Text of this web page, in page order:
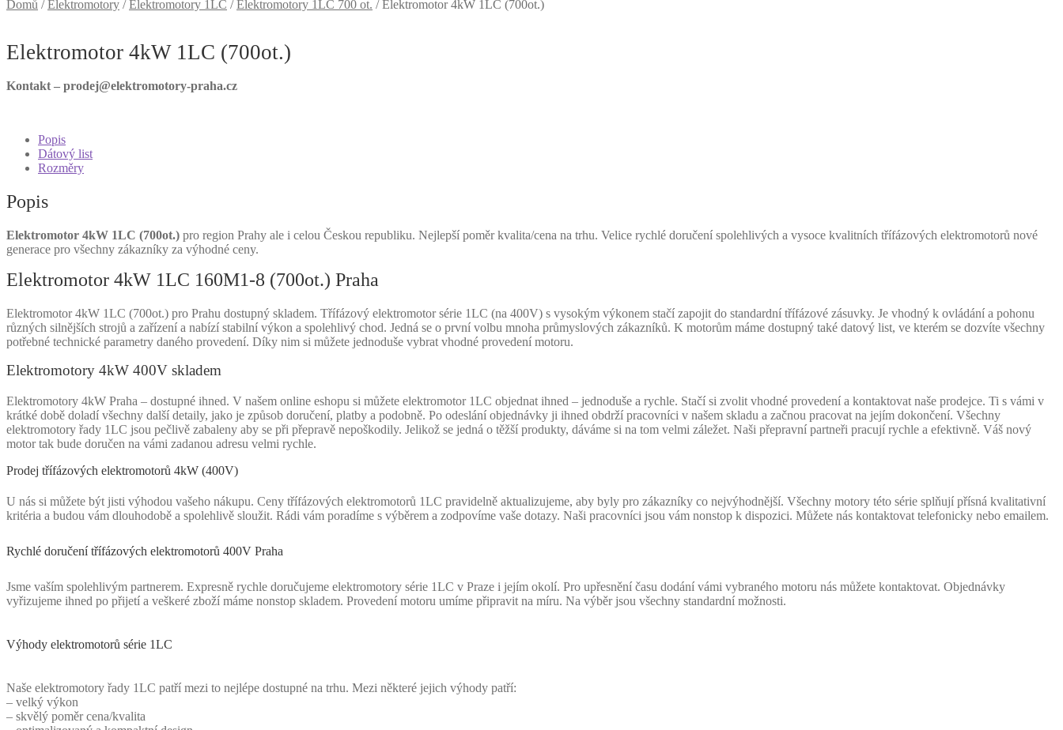
Domů /Elektromotory /Elektromotory 1LC /Elektromotory 1LC 700 ot. /Elektromotor 4kW 1LC (700ot.)
Elektromotor 4kW 1LC (700ot.)
Kontakt – prodej@elektromotory-praha.cz
Popis
Dátový list
Rozměry
Popis
Elektromotor 4kW 1LC (700ot.) pro region Prahy ale i celou Českou republiku. Nejlepší poměr kvalita/cena na trhu. Velice rychlé doručení spolehlivých a vysoce kvalitních třífázových elektromotorů nové
generace pro všechny zákazníky za výhodné ceny.
Elektromotor 4kW 1LC 160M1-8 (700ot.) Praha
Elektromotor 4kW 1LC (700ot.) pro Prahu dostupný skladem. Třífázový elektromotor série 1LC (na 400V) s vysokým výkonem stačí zapojit do standardní třífázové zásuvky. Je vhodný k ovládání a pohonu
různých silnějších strojů a zařízení a nabízí stabilní výkon a spolehlivý chod. Jedná se o první volbu mnoha průmyslových zákazníků. K motorům máme dostupný také datový list, ve kterém se dozvíte všechny
potřebné technické parametry daného provedení. Díky nim si můžete jednoduše vybrat vhodné provedení motoru.
Elektromotory 4kW 400V skladem
Elektromotory 4kW Praha – dostupné ihned. V našem online eshopu si můžete elektromotor 1LC objednat ihned – jednoduše a rychle. Stačí si zvolit vhodné provedení a kontaktovat naše prodejce. Ti s vámi v
krátké době doladí všechny další detaily, jako je způsob doručení, platby a podobně. Po odeslání objednávky ji ihned obdrží pracovníci v našem skladu a začnou pracovat na jejím dokončení. Všechny
elektromotory řady 1LC jsou pečlivě zabaleny aby se při přepravě nepoškodily. Jelikož se jedná o těžší produkty, dáváme si na tom velmi záležet. Naši přepravní partneři pracují rychle a efektivně. Váš nový
motor tak bude doručen na vámi zadanou adresu velmi rychle.
Prodej třífázových elektromotorů 4kW (400V)
U nás si můžete být jisti výhodou vašeho nákupu. Ceny třífázových elektromotorů 1LC pravidelně aktualizujeme, aby byly pro zákazníky co nejvýhodnější. Všechny motory této série splňují přísná kvalitativní
kritéria a budou vám dlouhodobě a spolehlivě sloužit. Rádi vám poradíme s výběrem a zodpovíme vaše dotazy. Naši pracovníci jsou vám nonstop k dispozici. Můžete nás kontaktovat telefonicky nebo emailem.
Rychlé doručení třífázových elektromotorů 400V Praha
Jsme vaším spolehlivým partnerem. Expresně rychle doručujeme elektromotory série 1LC v Praze i jejím okolí. Pro upřesnění času dodání vámi vybraného motoru nás můžete kontaktovat. Objednávky
vyřizujeme ihned po přijetí a veškeré zboží máme nonstop skladem. Provedení motoru umíme připravit na míru. Na výběr jsou všechny standardní možnosti.
Výhody elektromotorů série 1LC
Naše elektromotory řady 1LC patří mezi to nejlépe dostupné na trhu. Mezi některé jejich výhody patří:
– velký výkon
– skvělý poměr cena/kvalita